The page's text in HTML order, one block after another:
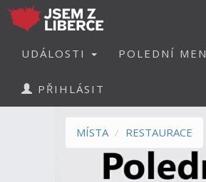
UDÁLOSTI POLEDNÍ
PŘIHLÁSIT
MÍSTA RESTAURACE